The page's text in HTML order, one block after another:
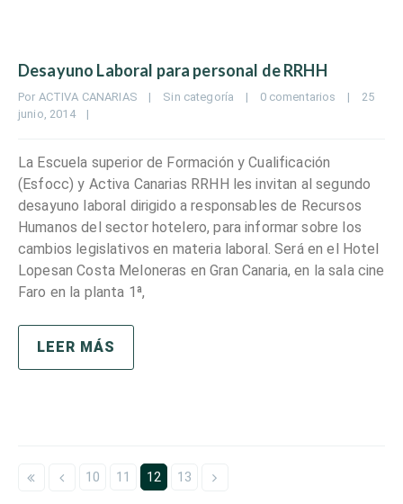
Desayuno Laboral para personal de RRHH
Por ACTIVA CANARIAS | Sin categoría | 0 comentarios |
25
junio, 2014 |
La Escuela superior de Formación y Cualificación
(Esfocc) y Activa Canarias RRHH les invitan al segundo
desayuno laboral dirigido a responsables de Recursos
Humanos del sector hotelero, para informar sobre los
cambios legislativos en materia laboral. Será en el Hotel
Lopesan Costa Meloneras en Gran Canaria, en la sala cine
Faro en la planta 1ª,
LEER MÁS
10 11 12 13